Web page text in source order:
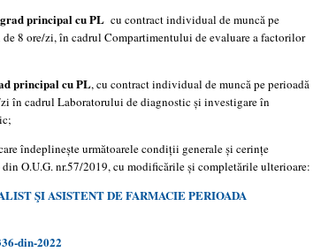
grad principal cu PL cu contract individual de muncă pe
8 ore/zi, în cadrul Compartimentului de evaluare a factorilor
principal cu PL, cu contract individual de muncă pe perioadă
în cadrul Laboratorului de diagnostic și investigare în
îndeplinește următoarele condiții generale și cerințe
O.U.G. nr.57/2019, cu modificările și completările ulterioare:
ŞI ASISTENT DE FARMACIE PERIOADA
din-2022